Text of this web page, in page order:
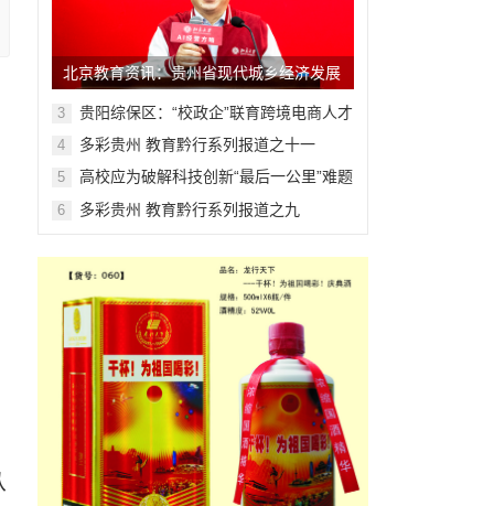
北京教育资讯：贵州省现代城乡经济发展
研究院系列报道之一
3 贵阳综保区：“校政企”联育跨境电商人才
4 多彩贵州 教育黔行系列报道之十一
5
高校应为破解科技创新“最后一公里”难题
6 多彩贵州 教育黔行系列报道之九